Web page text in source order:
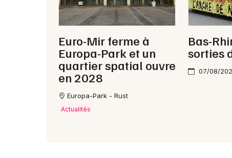
Euro-Mir ferme à
Europa-Park et un
quartier spatial ouvre
en 2028
Europa-Park - Rust
Actualités
Bas-
sorties
07/08/